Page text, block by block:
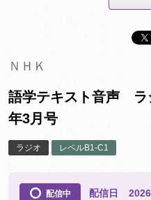
ＮＨＫ
語学テキスト音声
年3月号
ラジオ レベルB1-C1
配信中 配信日